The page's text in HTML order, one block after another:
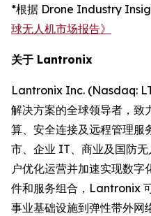
*根据 Drone Industry
球无人机市场报告》
关于 Lantronix
Lantronix Inc. (Nasdaq:
解决方案的全球领导者，致
算、安全连接及远程管理
市、企业 IT、商业及国防
户优化运营并加速实现数
件和服务组合，Lantronix
事业基础设施到弹性带外网